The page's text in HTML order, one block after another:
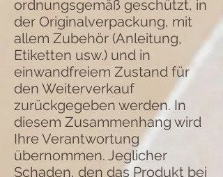
ordnungsgemäß geschützt, in
der Originalverpackung, mit
allem Zubehör (Anleitung,
Etiketten usw.) und in
einwandfreiem Zustand für
den Weiterverkauf
zurückgegeben werden. In
diesem Zusammenhang wird
Ihre Verantwortung
übernommen. Jeglicher
Schaden, den das Produkt bei